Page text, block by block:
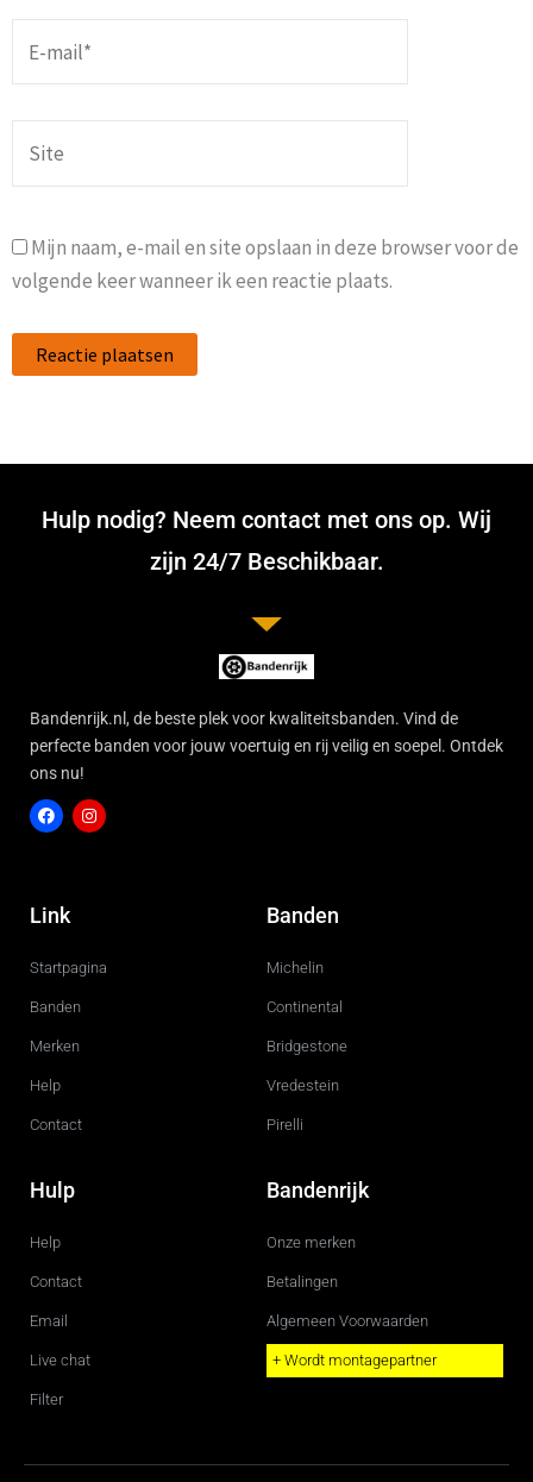
mail*
Mijn naam, e-mail en site opslaan in deze browser voor de
volgende keer wanneer ik een reactie plaats.
Hulp nodig? Neem contact met ons op. Wij
zijn 24/7 Beschikbaar.
Bandenrijk.nl, de beste plek voor kwaliteitsbanden. Vind de
perfecte banden voor jouw voertuig en rij veilig en soepel. Ontdek
ons nu!
c
e
o
g
r
Link
Startpagina
Banden
Merken
Help
Contact
Banden
Michelin
Continental
Bridgestone
Vredestein
Pirelli
Hulp
Help
Contact
Email
Live chat
Filter
Bandenrijk
Onze merken
Betalingen
Algemeen Voorwaarden
+ Wordt montagepartner